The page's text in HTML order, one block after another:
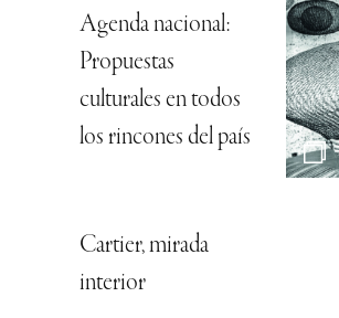
Agenda nacional:
Propuestas
culturales en todos
los rincones del país
Cartier, mirada
interior